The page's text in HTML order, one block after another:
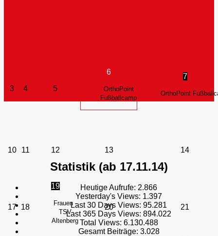
3 4 5
6
OrthoPoint
Fußballcamp
7
OrthoPoint
10 11 12 13 14
17 18
19
Frauen -
TSV
Altenberg
20 21
Statistik (ab 17.11.14)
Heutige Aufrufe: 2.866
Yesterday's Views: 1.397
Last 30 Days Views: 95.281
Last 365 Days Views: 894.022
Total Views: 6.130.488
Gesamt Beiträge: 3.028